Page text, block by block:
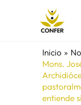
Inicio
Mons.
entiende